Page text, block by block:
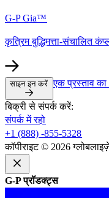
G-P Gia™​​
कृत्रिम बुद्धिमत्ता-संचालित
साइन इन करें​​ एक प्रस्ताव
बिक्री से संपर्क करें:​​
संपर्क में रहो​​
+1 (888) -855-5328​​
कॉपीराइट © 2026
G-P प्रॉडक्ट्स​​